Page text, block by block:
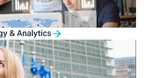
& Analytics